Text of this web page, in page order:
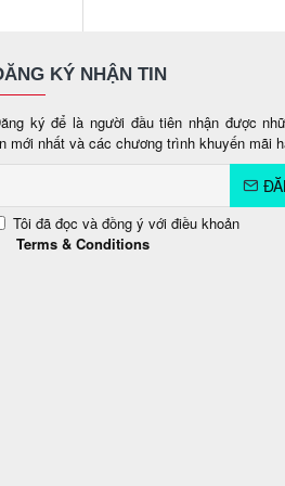
KÝ NHẬN TIN
ký để là người đầu tiên nhận được
mới nhất và các chương trình khuyến mãi
Tôi đã đọc và đồng ý với điều khoản
Terms & Conditions